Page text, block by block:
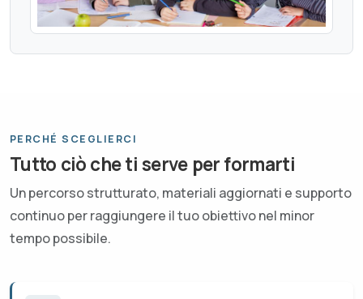
PERCHÉ SCEGLIERCI
Tutto ciò che ti serve per formarti
Un percorso strutturato, materiali aggiornati e supporto
continuo per raggiungere il tuo obiettivo nel minor
tempo possibile.